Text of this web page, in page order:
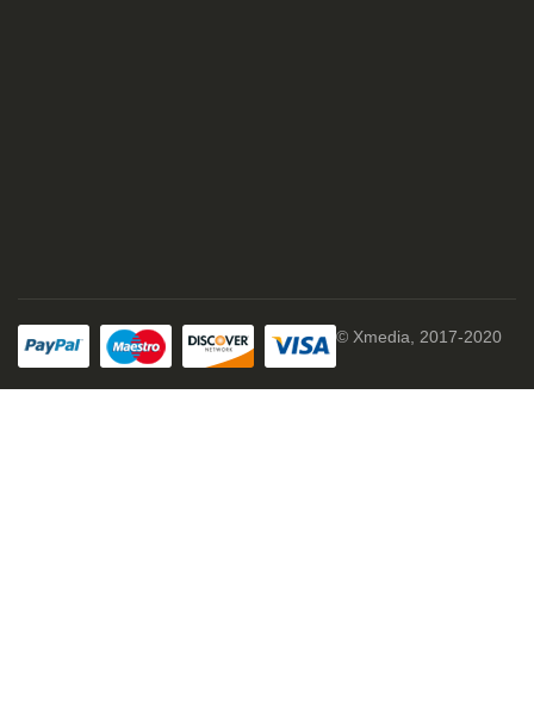
© Xmedia, 2017-2020